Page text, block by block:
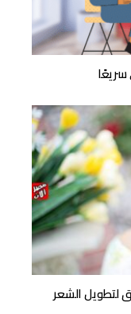
سريعًا
الشعر